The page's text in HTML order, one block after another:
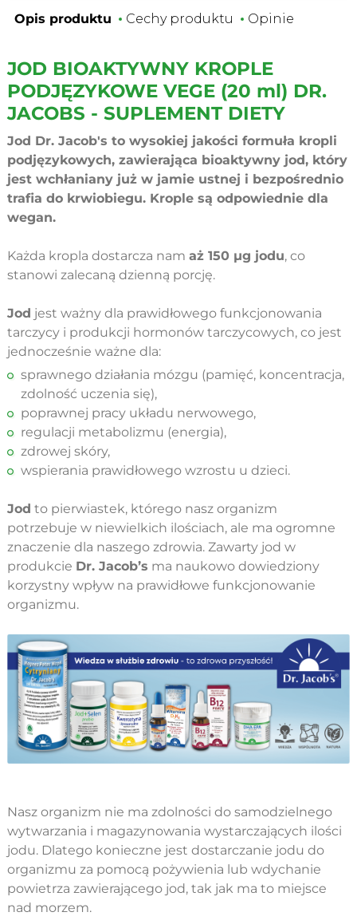
Opis produktu Cechy produktu Opinie
JOD BIOAKTYWNY KROPLE
PODJĘZYKOWE VEGE (20 ml) DR.
JACOBS - SUPLEMENT DIETY
Jod Dr. Jacob's to wysokiej jakości formuła kropli
podjęzykowych, zawierająca bioaktywny jod, który
jest wchłaniany już w jamie ustnej i bezpośrednio
trafia do krwiobiegu. Krople są odpowiednie dla
wegan.
Każda kropla dostarcza nam aż 150 µg jodu, co
stanowi zalecaną dzienną porcję.
Jod jest ważny dla prawidłowego funkcjonowania
tarczycy i produkcji hormonów tarczycowych, co jest
jednocześnie ważne dla:
sprawnego działania mózgu (pamięć, koncentracja,
zdolność uczenia się),
poprawnej pracy układu nerwowego,
regulacji metabolizmu (energia),
zdrowej skóry,
wspierania prawidłowego wzrostu u dzieci.
Jod to pierwiastek, którego nasz organizm
potrzebuje w niewielkich ilościach, ale ma ogromne
znaczenie dla naszego zdrowia. Zawarty jod w
produkcie Dr. Jacob’s ma naukowo dowiedziony
korzystny wpływ na prawidłowe funkcjonowanie
organizmu.
Nasz organizm nie ma zdolności do samodzielnego
wytwarzania i magazynowania wystarczających ilości
jodu. Dlatego konieczne jest dostarczanie jodu do
organizmu za pomocą pożywienia lub wdychanie
powietrza zawierającego jod, tak jak ma to miejsce
nad morzem.